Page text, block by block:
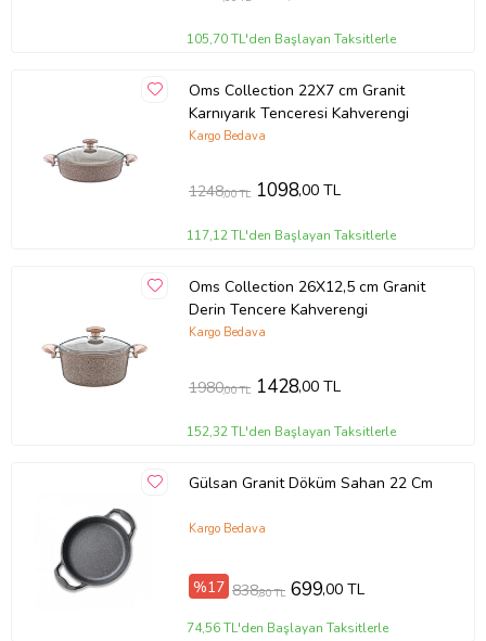
105,70 TL'den Başlayan Taksitlerle
Oms Collection 22X7 cm Granit
Karnıyarık Tenceresi Kahverengi
Kargo Bedava
1248,00 TL 1098,00 TL
117,12 TL'den Başlayan Taksitlerle
Oms Collection 26X12,5 cm Granit
Derin Tencere Kahverengi
Kargo Bedava
1980,00 TL 1428,00 TL
152,32 TL'den Başlayan Taksitlerle
Gülsan Granit Döküm Sahan 22 Cm
Kargo Bedava
%17 838,80 TL 699,00 TL
74,56 TL'den Başlayan Taksitlerle